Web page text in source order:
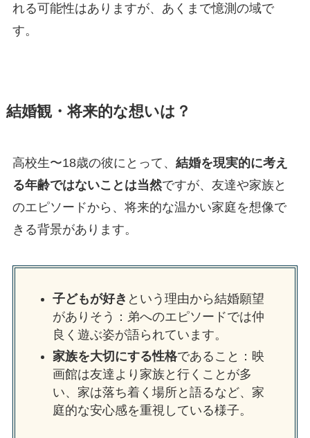
れる可能性はありますが、あくまで憶測の域で
す。
結婚観・将来的な想いは？
高校生〜18歳の彼にとって、 結婚を現実的に考え
る年齢ではないことは当然ですが、友達や家族と
のエピソードから、将来的な温かい家庭を想像で
きる背景があります。
子どもが好き という理由から結婚願望
がありそう：弟へのエピソードでは仲
良く遊ぶ姿が語られています。
家族を大切にする性格であること：映
画館は友達より家族と行くことが多
い、家は落ち着く場所と語るなど、家
庭的な安心感を重視している様子。